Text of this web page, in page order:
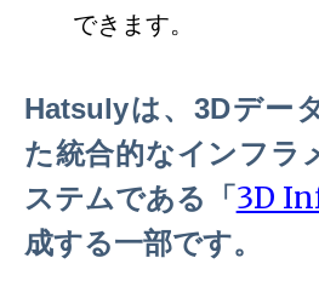
できます。
Hatsulyは、3Dデー
た統合的なインフラ
ステムである「3D
成する一部です。